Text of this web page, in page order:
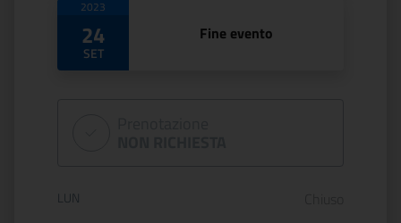
2023
24
SET
Fine evento
Orario di apertura:
LUN